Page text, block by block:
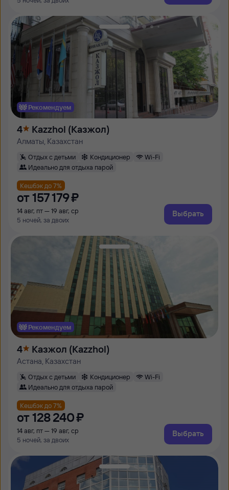
Рекомендуем
4 Kazzhol (Казжол)
Алматы, Казахстан
Отдых с детьми Кондиционер
Wi-Fi
Идеально для отдыха парой
Кешбэк до 7%
от 157 ⁠179 ⁠₽
14 авг, пт — 19 авг, ср
5 ночей, за двоих
Выбрать
Рекомендуем
4 Казжол (Kazzhol)
Астана, Казахстан
Отдых с детьми Кондиционер
Wi-Fi
Идеально для отдыха парой
Кешбэк до 7%
от 128 ⁠240 ⁠₽
14 авг, пт — 19 авг, ср
5 ночей, за двоих
Выбрать